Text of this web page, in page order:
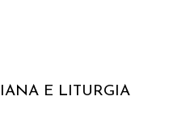
E LITURGIA